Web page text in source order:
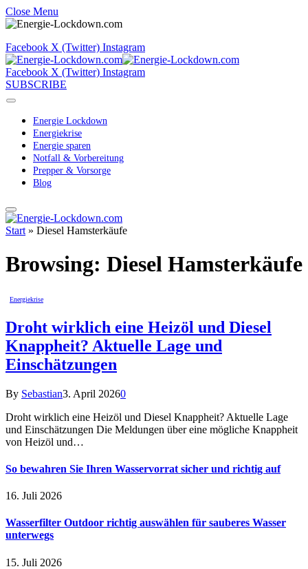
Close Menu
Facebook X (Twitter) Instagram
Facebook X (Twitter) Instagram
SUBSCRIBE
Energie Lockdown
Energiekrise
Energie sparen
Notfall & Vorbereitung
Prepper & Vorsorge
Blog
Start » Diesel Hamsterkäufe
Browsing: Diesel Hamsterkäufe
Energiekrise
Droht wirklich eine Heizöl und Diesel
Knappheit? Aktuelle Lage und
Einschätzungen
By Sebastian3. April 20260
Droht wirklich eine Heizöl und Diesel Knappheit? Aktuelle Lage
und Einschätzungen Die Meldungen über eine mögliche Knappheit
von Heizöl und…
So bewahren Sie Ihren Wasservorrat sicher und richtig auf
16. Juli 2026
Wasserfilter Outdoor richtig auswählen für sauberes Wasser
unterwegs
15. Juli 2026